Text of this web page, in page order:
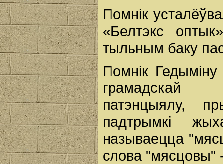
Помнік
«Белтэкс
тыльным баку
Помнік
грамадскай
патэнцыялу,
падтрымкі
называецца
слова "мясцовы"